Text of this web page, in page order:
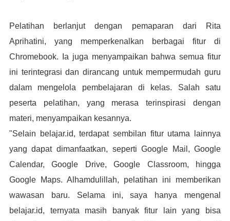
Pelatihan berlanjut dengan pemaparan dari Rita
Aprihatini, yang memperkenalkan berbagai fitur di
Chromebook. Ia juga menyampaikan bahwa semua fitur
ini terintegrasi dan dirancang untuk mempermudah guru
dalam mengelola pembelajaran di kelas. Salah satu
peserta pelatihan, yang merasa terinspirasi dengan
materi, menyampaikan kesannya.
"Selain belajar.id, terdapat sembilan fitur utama lainnya
yang dapat dimanfaatkan, seperti Google Mail, Google
Calendar, Google Drive, Google Classroom, hingga
Google Maps. Alhamdulillah, pelatihan ini memberikan
wawasan baru. Selama ini, saya hanya mengenal
belajar.id, ternyata masih banyak fitur lain yang bisa